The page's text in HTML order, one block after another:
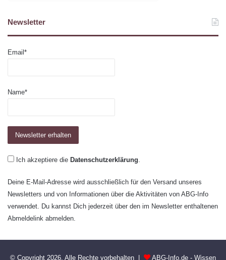
Newsletter
Email*
Name*
Ich akzeptiere die Datenschutzerklärung
Deine E-Mail-Adresse wird ausschließlich für den Versand unseres
Newsletters und von Informationen über die Aktivitäten von ABG-Info
verwendet. Du kannst Dich jederzeit über den im Newsletter enthaltenen
Abmeldelink abmelden.
© Copyright 2026, Alle Rechte vorbehalten | ABG-Info.de - Wissen